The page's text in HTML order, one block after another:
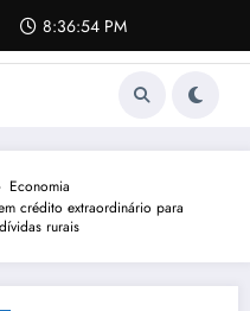
8:36:55 PM
Economia
crédito extraordinário para
rurais